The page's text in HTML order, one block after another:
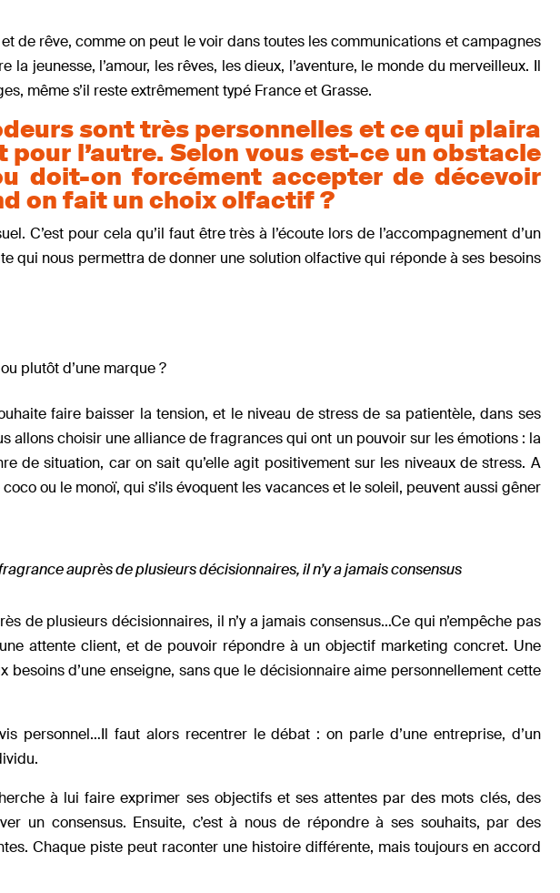
de rêve, comme on peut le voir dans toutes les communications et campagnes
jeunesse, l’amour, les rêves, les dieux, l’aventure, le monde du merveilleux. Il
même s’il reste extrêmement typé France et Grasse.
sont très personnelles et ce qui plaira
pour l’autre. Selon vous est-ce un obstacle
doit-on forcément accepter de décevoir
on fait un choix olfactif ?
C’est pour cela qu’il faut être très à l’écoute lors de l’accompagnement d’un
qui nous permettra de donner une solution olfactive qui réponde à ses besoins
plutôt d’une marque ?
faire baisser la tension, et le niveau de stress de sa patientèle, dans ses
allons choisir une alliance de fragrances qui ont un pouvoir sur les émotions : la
de situation, car on sait qu’elle agit positivement sur les niveaux de stress. A
ou le monoï, qui s’ils évoquent les vacances et le soleil, peuvent aussi gêner
auprès de plusieurs décisionnaires, il n’y a jamais consensus
de plusieurs décisionnaires, il n’y a jamais consensus…Ce qui n’empêche pas
attente client, et de pouvoir répondre à un objectif marketing concret. Une
d’une enseigne, sans que le décisionnaire aime personnellement cette
personnel…Il faut alors recentrer le débat : on parle d’une entreprise, d’un
à lui faire exprimer ses objectifs et ses attentes par des mots clés, des
un consensus. Ensuite, c’est à nous de répondre à ses souhaits, par des
Chaque piste peut raconter une histoire différente, mais toujours en accord